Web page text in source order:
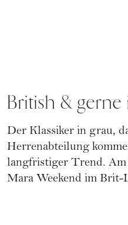
British & gerne
Der Klassiker in grau,
Herrenabteilung
langfristiger Trend.
Mara Weekend im Brit-